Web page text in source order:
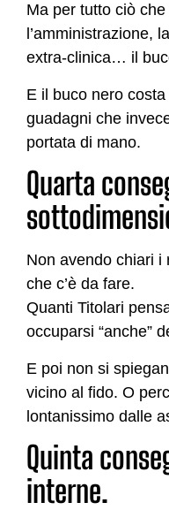
Ma per tutto ciò
l’amministrazione,
extra-clinica… il
E il buco nero
guadagni che
portata di mano.
Quarta
Non avendo chiari i
che c’è da fare.
Quanti Titolari
occuparsi “anche”
E poi non si
vicino al fido. O
lontanissimo dalle
Quinta
interne.